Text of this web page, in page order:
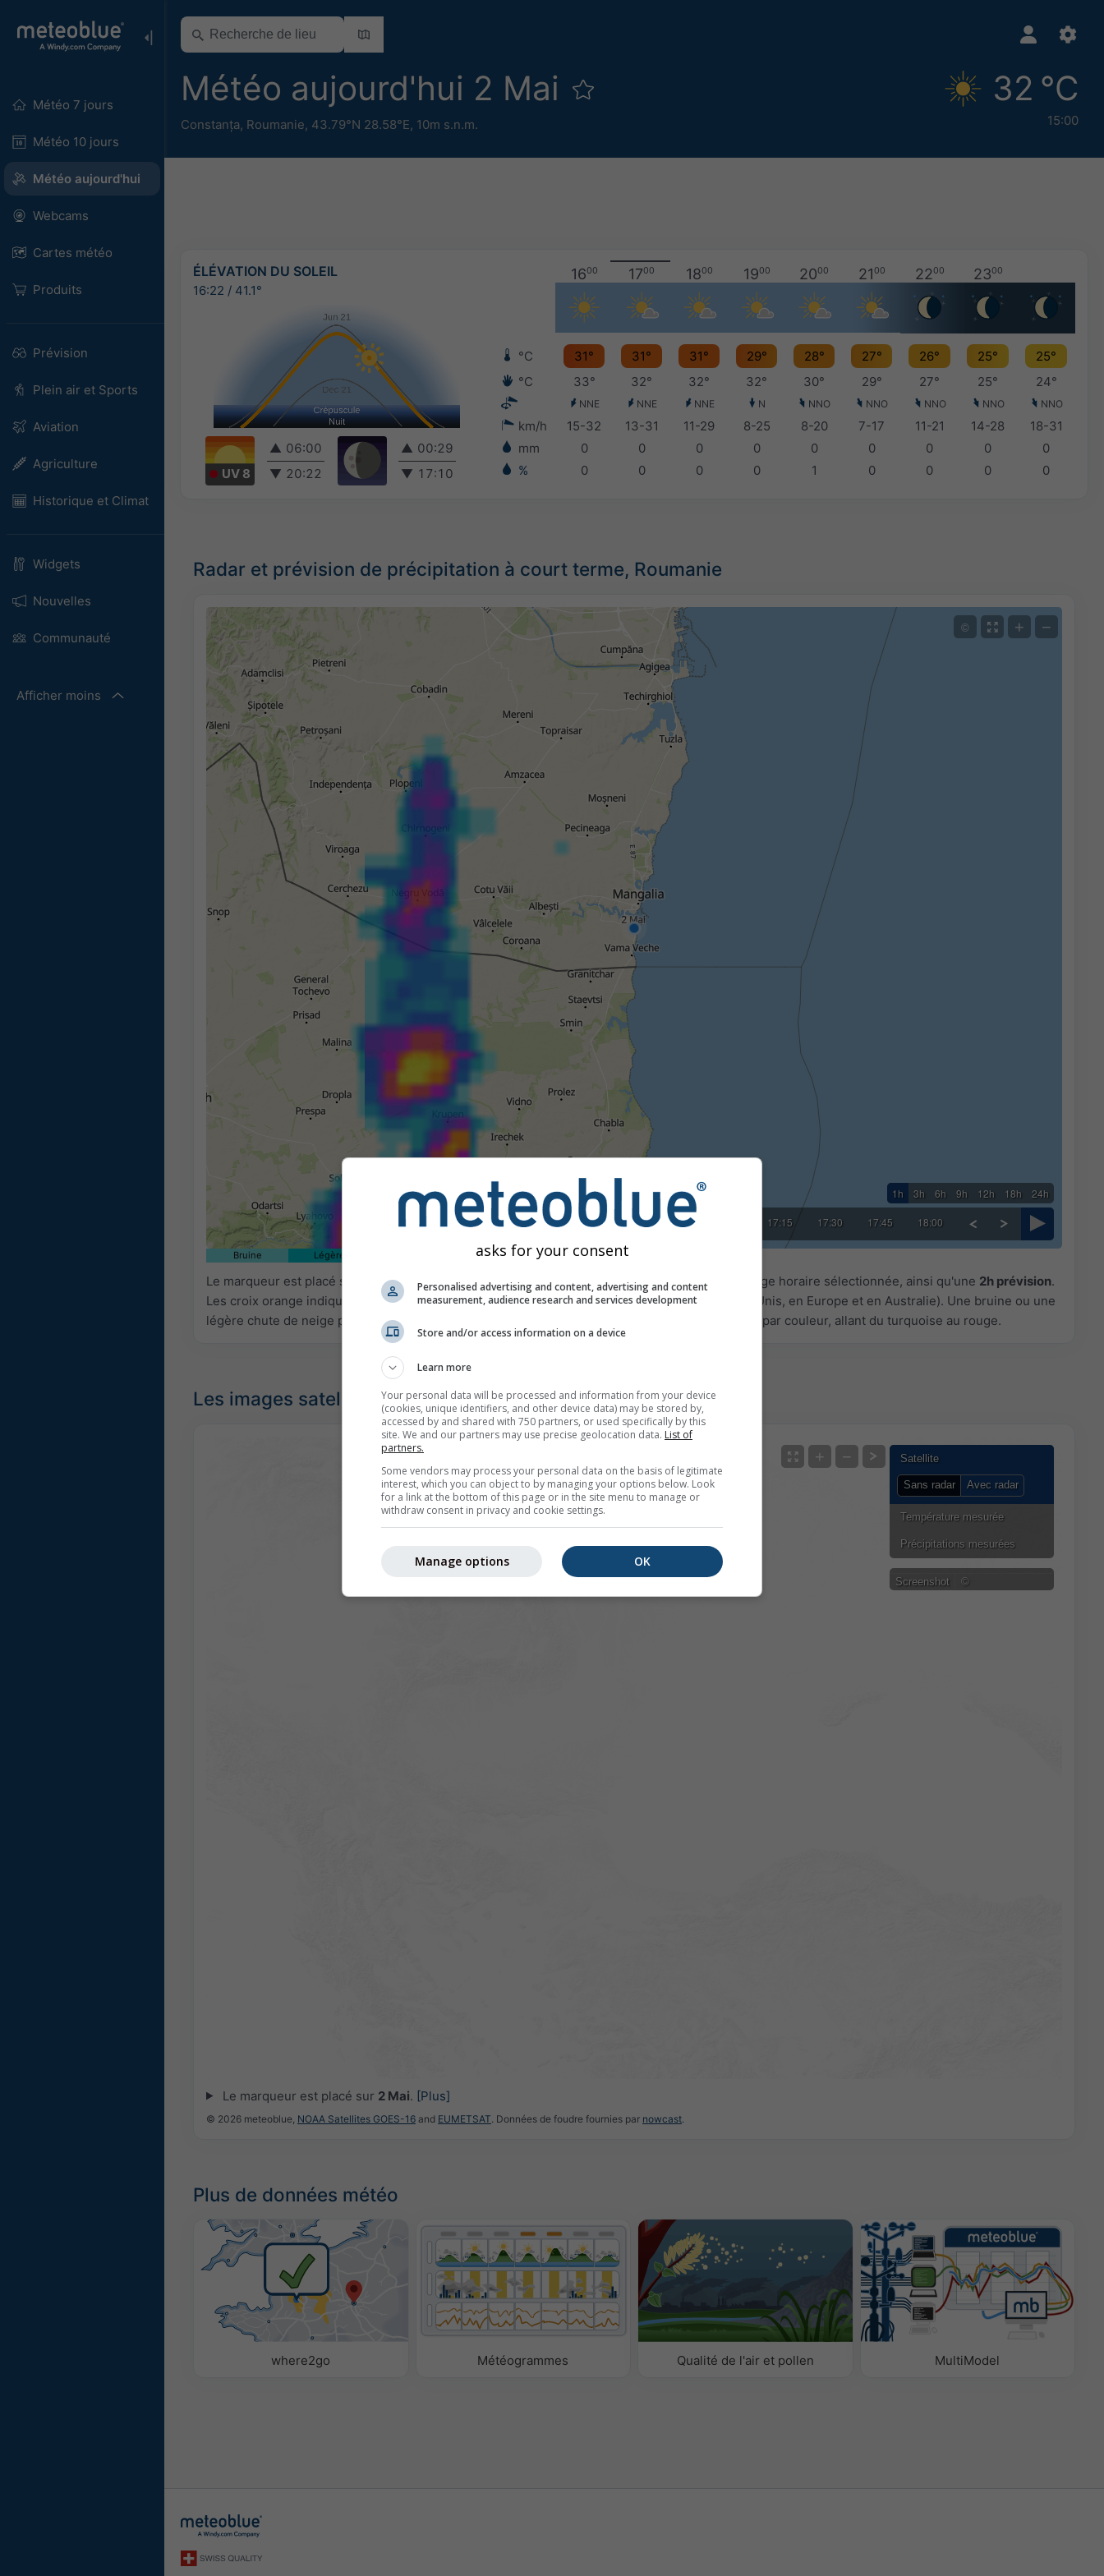
Météo 7 jours
Météo 10 jours
Météo aujourd'hui
Webcams
Cartes météo
Produits
Prévision
Plein air et Sports
Aviation
Agriculture
Historique et Climat
Widgets
Nouvelles
Communauté
Afficher moins
Météo aujourd'hui 2 Mai
Constanța, Roumanie, 43.79°N 28.58°E, 10m s.n.m.
32 °C
15:00
ÉLÉVATION DU SOLEIL
16:22 / 41.1°
UV 8
▲ 06:00
▼ 20:22
▲ 00:29
▼ 17:10
1600 1700 1800 1900 2000 2100 2200 2300
°C 31° 31° 31° 29° 28° 27° 26° 25°
25°
°C
33° 32° 32° 32° 30° 29° 27° 25° 24°
NNE NNE NNE N NNO NNO NNO NNO NNO
km/h 15-32 13-31 11-29 8-25 8-20 7-17 11-21 14-28
18-31
mm
0 0 0 0 0 0 0 0
0
%
0 0 0 0 1 0 0 0 0
Radar et prévision de précipitation à court terme, Roumanie
1h 3h 6h 9h 12h 18h 24h
15:30 15:45 16:00 16:15 16:30 16:45 17:15 17:30 17:45 18:00
© + −
Bruine Légère Fort Très fort
Le marqueur est placé sur 2 Mai. Cette animation montre le radar des précipitations pour la plage horaire sélectionnée, ainsi qu'une 2h prévision.
Les croix orange indiquent la foudre. Données fournies parnowcast.de(disponibles aux États-Unis, en Europe et en Australie). Une bruine ou une
légère chute de neige peut être invisible pour le radar.
est codée par couleur, allant du turquoise au rouge.
Les images satellites actuelles, Roumanie
Screenshot ©
Satellite
Sans radar Avec radar
Température mesurée
Précipitations mesurées
+ −
Le marqueur est placé sur 2 Mai. [Plus]
© 2026 meteoblue, NOAA Satellites GOES-16 and EUMETSAT. Données de foudre fournies par nowcast.
Plus de données météo
where2go Météogrammes Qualité de l'air et pollen MultiModel
asks for your consent
Personalised advertising and content, advertising and content
measurement, audience research and services development
Store and/or access information on a device
Learn more
Your personal data will be processed and information from your device
(cookies, unique identifiers, and other device data) may be stored by,
accessed by and shared with 750 partners, or used specifically by this
site. We and our partners may use precise geolocation data. List of
partners.
Some vendors may process your personal data on the basis of legitimate
interest, which you can object to by managing your options below. Look
for a link at the bottom of this page or in the site menu to manage or
withdraw consent in privacy and cookie settings.
OK
Manage options